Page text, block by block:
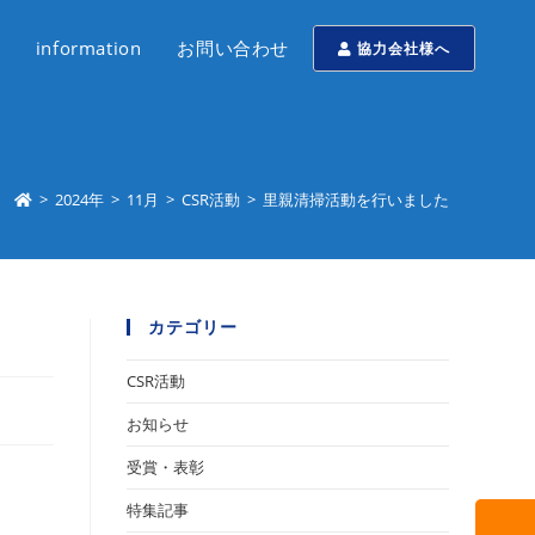
協力会社様へ
information お問い合わせ
> 2024年 > 11月 > CSR活動 > 里親清掃活動を行いました
カテゴリー
CSR活動
お知らせ
受賞・表彰
特集記事